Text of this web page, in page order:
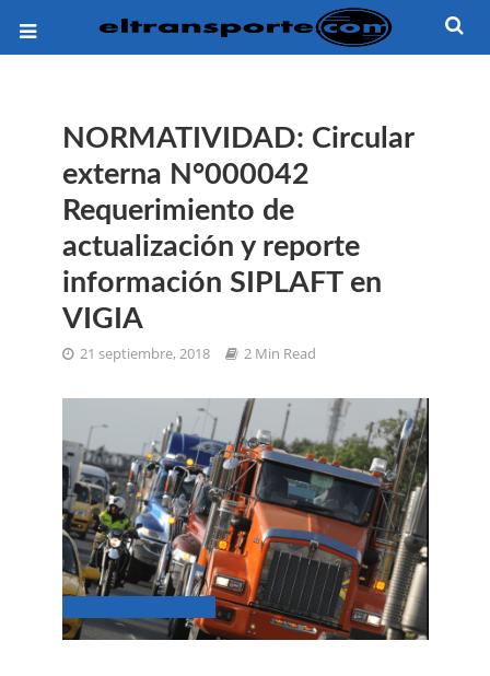
NORMATIVIDAD: Circular
externa N°000042
Requerimiento de
actualización y reporte
información SIPLAFT en
VIGIA
21 septiembre, 2018 2 Min Read